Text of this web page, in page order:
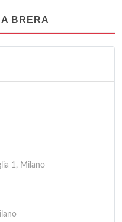
BRERA
1, Milano